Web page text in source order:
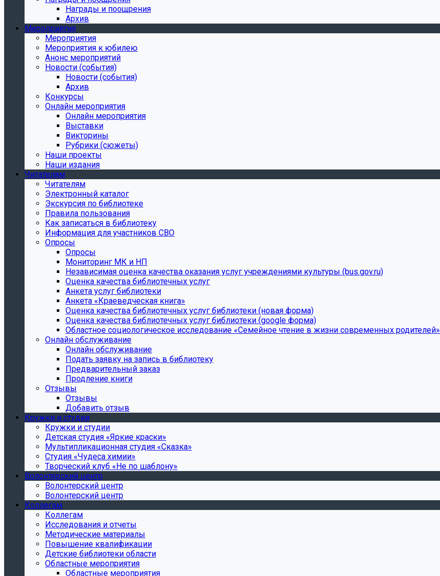
Награды и поощрения
Архив
Мероприятия
Мероприятия
Мероприятия к юбилею
Анонс мероприятий
Новости (события)
Новости (события)
Архив
Конкурсы
Онлайн мероприятия
Онлайн мероприятия
Выставки
Викторины
Рубрики (сюжеты)
Наши проекты
Наши издания
Читателям
Читателям
Электронный каталог
Экскурсия по библиотеке
Правила пользования
Как записаться в библиотеку
Информация для участников СВО
Опросы
Опросы
Мониторинг МК и НП
Независимая оценка качества оказания услуг учреждениями культуры (bus.gov.ru)
Оценка качества библиотечных услуг
Анкета услуг библиотеки
Анкета «Краеведческая книга»
Oценка качества библиотечных услуг библиотеки (новая форма)
Oценка качества библиотечных услуг библиотеки (google форма)
Областное социологическое исследование «Семейное чтение в жизни современных родителей»
Онлайн обслуживание
Онлайн обслуживание
Подать заявку на запись в библиотеку
Предварительный заказ
Продление книги
Отзывы
Отзывы
Добавить отзыв
Кружки и студии
Кружки и студии
Детская студия «Яркие краски»
Мультипликационная студия «Сказка»
Студия «Чудеса химии»
Творческий клуб «Не по шаблону»
Волонтерский центр
Волонтерский центр
Волонтерский центр
Коллегам
Коллегам
Исследования и отчеты
Методические материалы
Повышение квалификации
Детские библиотеки области
Областные мероприятия
Областные мероприятия